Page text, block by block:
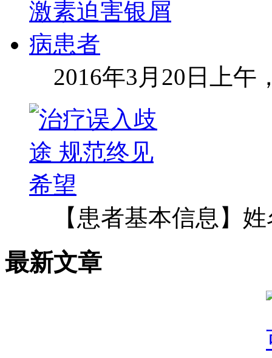
2016年3月20日上午
【患者基本信息】
最新文章